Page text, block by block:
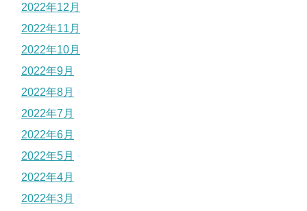
2022年12月
2022年11月
2022年10月
2022年9月
2022年8月
2022年7月
2022年6月
2022年5月
2022年4月
2022年3月